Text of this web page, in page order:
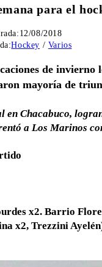
para el
12/08/2018
Hockey / Varios
de
mayoría de
en Chacabuco,
a Los Marinos
x2. Barrio
x2, Trezzini